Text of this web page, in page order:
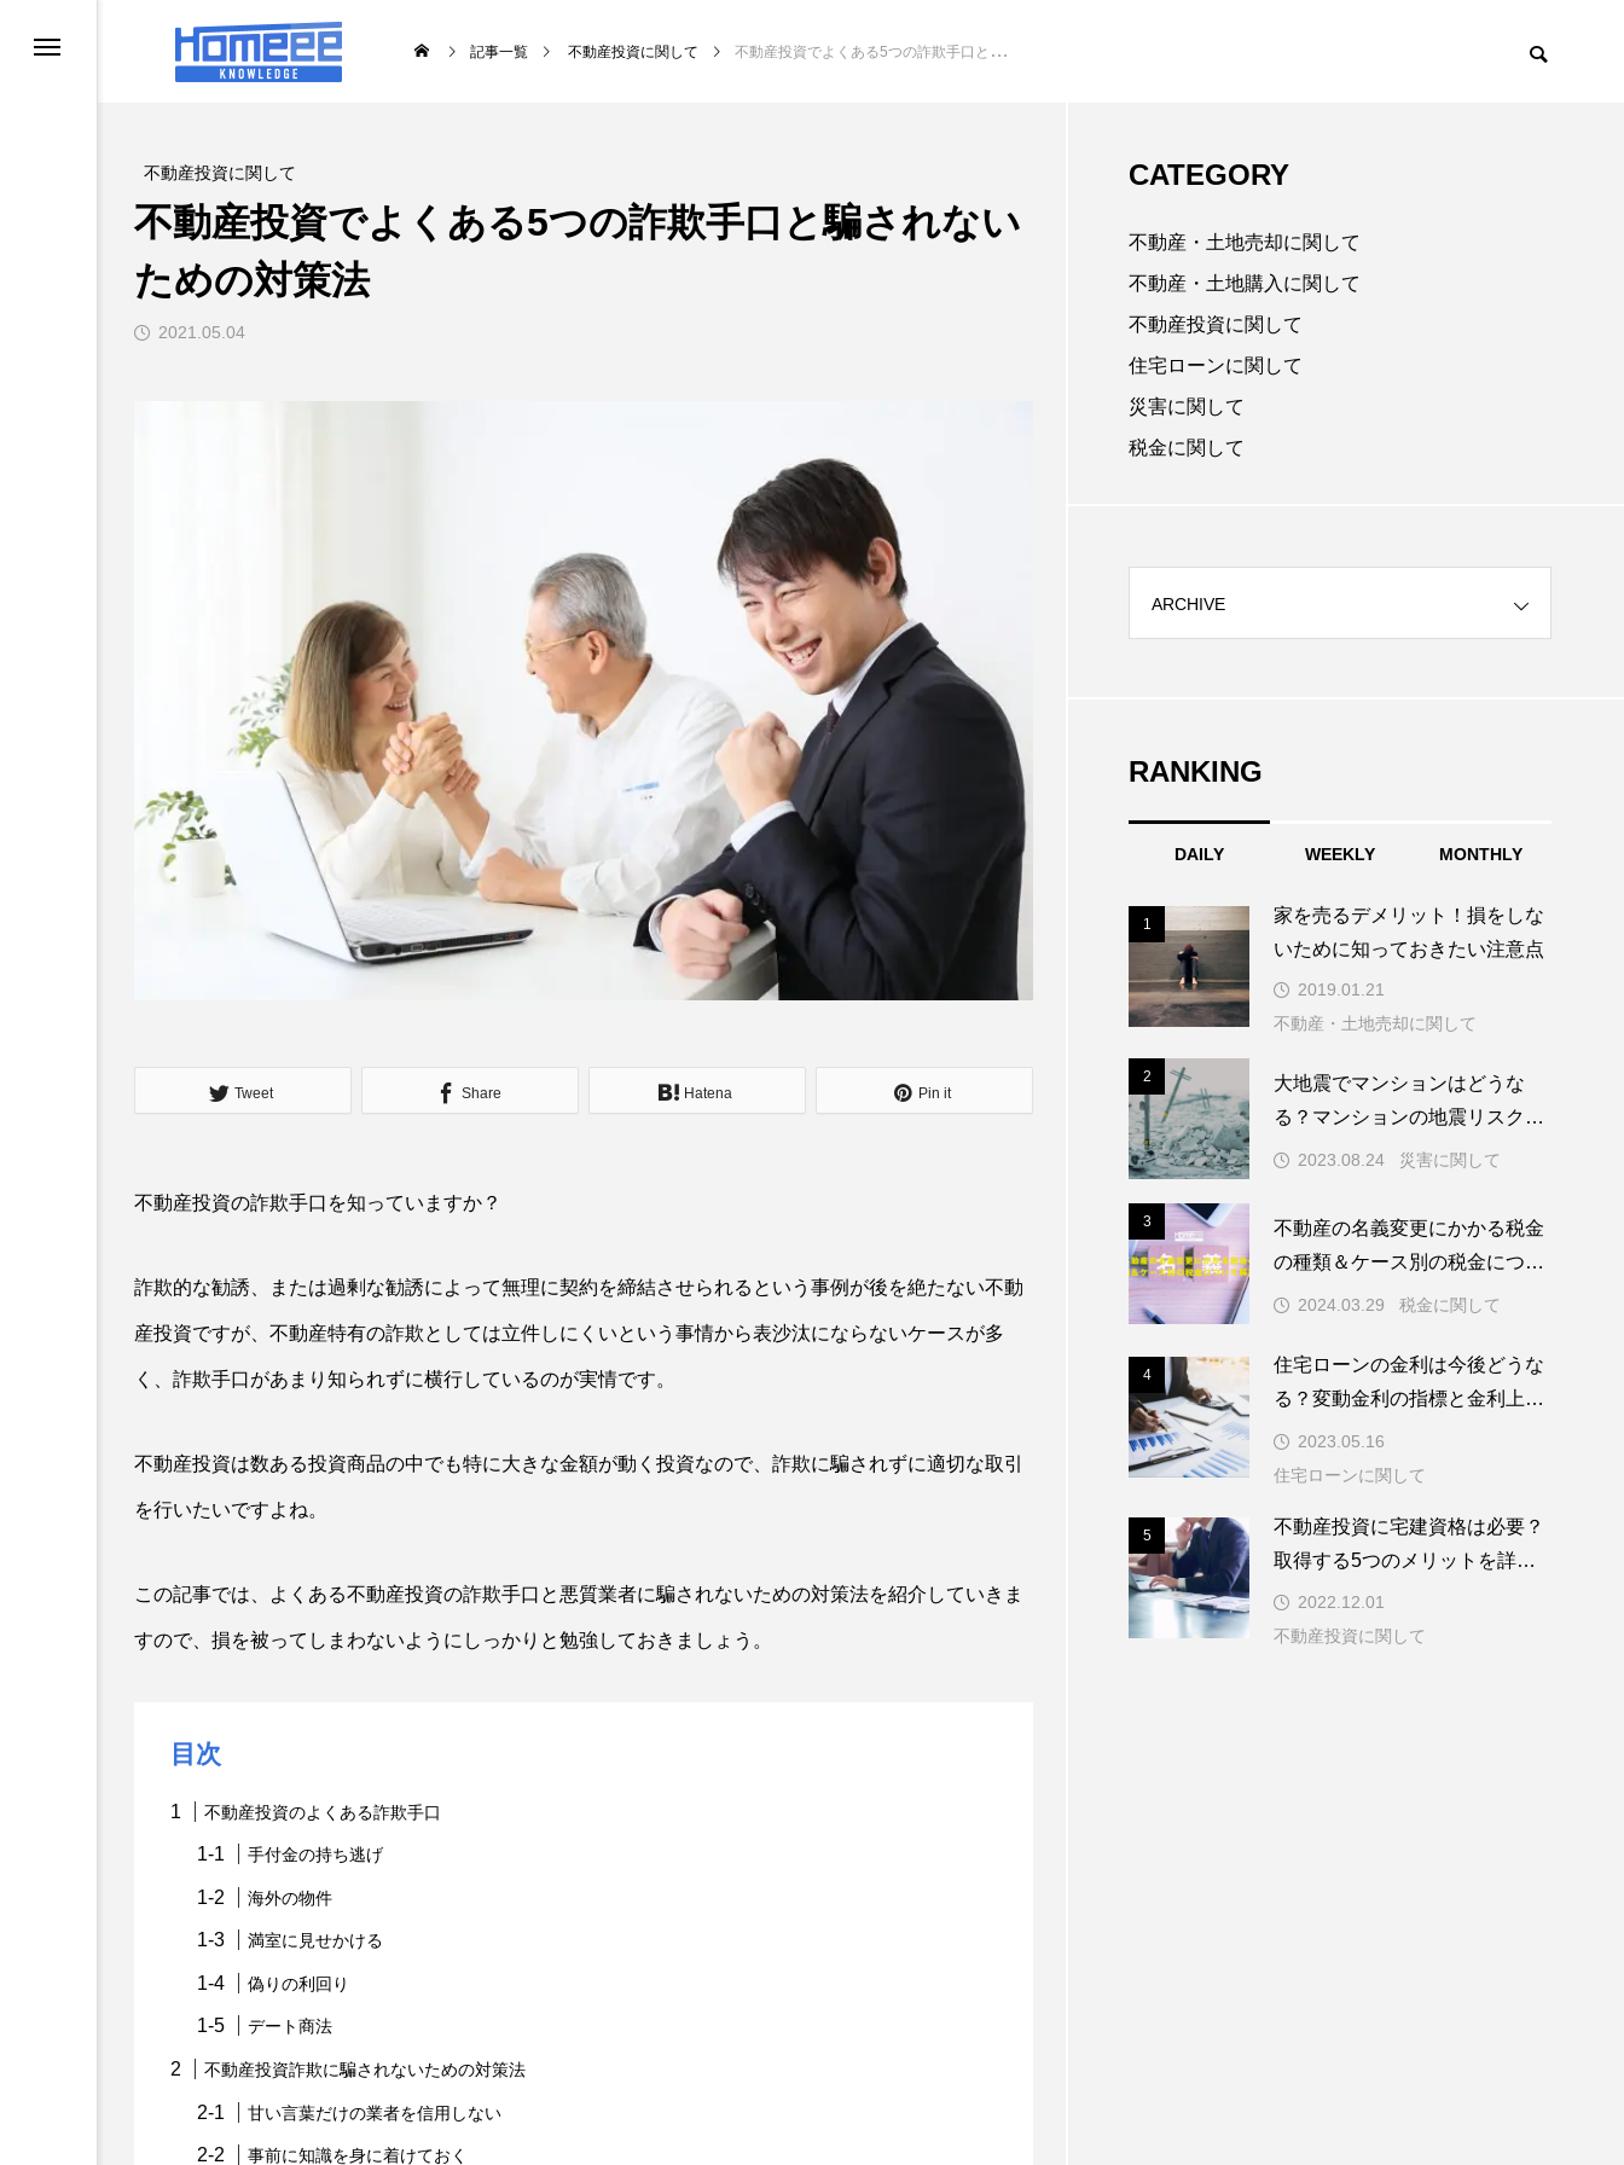
記事一覧 不動産投資に関して 不動産投資でよくある5つの詐欺手口と騙されないための対策法
不動産投資に関して
不動産投資でよくある5つの詐欺手口と騙されない
ための対策法
2021.05.04
Tweet Share Hatena Pin it
不動産投資の詐欺手口を知っていますか？
詐欺的な勧誘、または過剰な勧誘によって無理に契約を締結させられるという事例が後を絶たない不動
産投資ですが、不動産特有の詐欺としては立件しにくいという事情から表沙汰にならないケースが多
く、詐欺手口があまり知られずに横行しているのが実情です。
不動産投資は数ある投資商品の中でも特に大きな金額が動く投資なので、詐欺に騙されずに適切な取引
を行いたいですよね。
この記事では、よくある不動産投資の詐欺手口と悪質業者に騙されないための対策法を紹介していきま
すので、損を被ってしまわないようにしっかりと勉強しておきましょう。
目次
不動産投資のよくある詐欺手口
手付金の持ち逃げ
海外の物件
満室に見せかける
偽りの利回り
デート商法
不動産投資詐欺に騙されないための対策法
甘い言葉だけの業者を信用しない
事前に知識を身に着けておく
CATEGORY
不動産・土地売却に関して
不動産・土地購入に関して
不動産投資に関して
住宅ローンに関して
災害に関して
税金に関して
ARCHIVE
RANKING
DAILY WEEKLY MONTHLY
1
家を売るデメリット！損をしな
いために知っておきたい注意点
2019.01.21
不動産・土地売却に関して
2
大地震でマンションはどうな
る？マンションの地震リスクを
低層・中層・高層別に解説
2023.08.24 災害に関して
3
不動産の名義変更にかかる税金
の種類＆ケース別の税金につい
て解説！
2024.03.29 税金に関して
4
住宅ローンの金利は今後どうな
る？変動金利の指標と金利上昇
対策を紹介
2023.05.16
住宅ローンに関して
5
不動産投資に宅建資格は必要？
取得する5つのメリットを詳し
く紹介
2022.12.01
不動産投資に関して